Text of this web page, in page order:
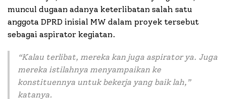
muncul dugaan adanya keterlibatan salah satu
anggota DPRD inisial MW dalam proyek tersebut
sebagai aspirator kegiatan.
“Kalau terlibat, mereka kan juga aspirator ya. Juga
mereka istilahnya menyampaikan ke
konstituennya untuk bekerja yang baik lah,”
katanya.